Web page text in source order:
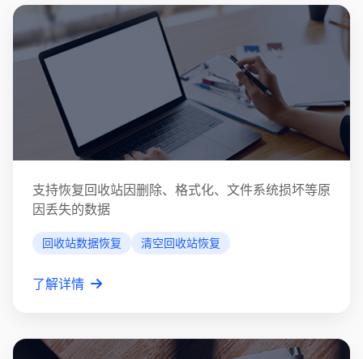
回收站数据恢复
支持恢复回收站因删除、格式化、文件系统损坏等原
因丢失的数据
回收站数据恢复 清空回收站恢复
了解详情